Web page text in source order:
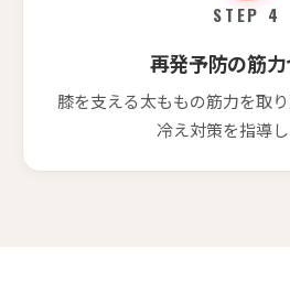
STEP 4
再発予防の筋
膝を支える太ももの筋力を取
冷え対策を指導し